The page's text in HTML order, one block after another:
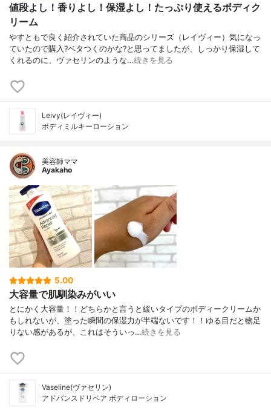
値段よし！香りよし！保湿よし！たっぷり使えるボディク
リーム
やすともで良く紹介されていた商品のシリーズ（レイヴィー）気になっ
ていたので購入?ベタつくのかな?と思ってましたが、しっかり保湿して
くれるのに、ヴァセリンのような…続きを見る
Leivy(レイヴィー)
ボディミルキーローション
美容師ママ
Ayakaho
5.00
大容量で肌馴染みがいい
とにかく大容量！！どちらかと言うと緩いタイプのボディークリームか
もしれないが、塗った瞬間の保湿力が半端ないです！！ゆる目だと物足
りない感があるが、これはそういっ…続きを見る
Vaseline(ヴァセリン)
アドバンスドリペア ボディローション